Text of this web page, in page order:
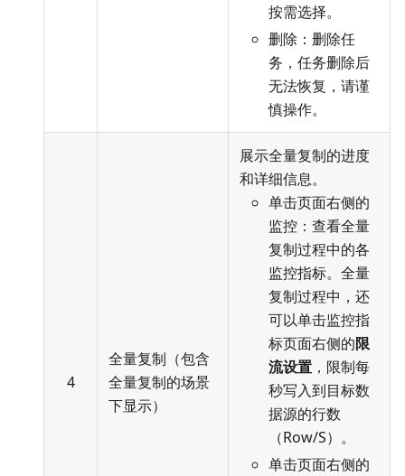
按需选择。
删除：删除任
务，任务删除后
无法恢复，请谨
慎操作。
4
全量复制（包含
全量复制的场景
下显示）
展示全量复制的进度
和详细信息。
单击页面右侧的
监控：查看全量
复制过程中的各
监控指标。全量
复制过程中，还
可以单击监控指
标页面右侧的限
流设置 ，限制每
秒写入到目标数
据源的行数
（Row/S）。
单击页面右侧的